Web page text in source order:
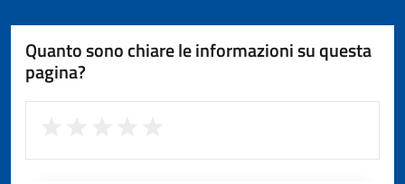
Quanto sono chiare le informazioni su questa
pagina?